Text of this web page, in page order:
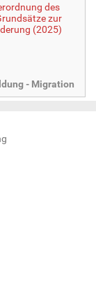
des
zur
(2025)
- Migration